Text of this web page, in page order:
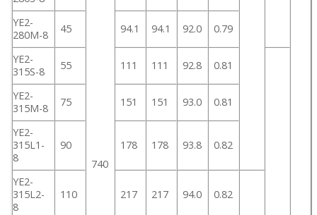
740
YE2-
280M-8
45 94.1 94.1 92.0 0.79
YE2-
315S-8
55 111 111 92.8 0.81
YE2-
315M-8
75 151 151 93.0 0.81
YE2-
315L1-
8
90 178 178 93.8 0.82
YE2-
315L2-
8
110 217 217 94.0 0.82